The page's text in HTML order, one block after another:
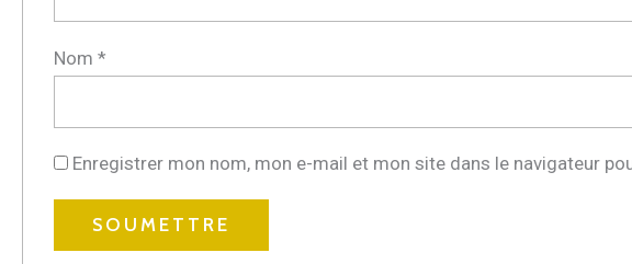
Nom*
Enregistrer mon nom, mon e-mail et mon site dans le navigateur